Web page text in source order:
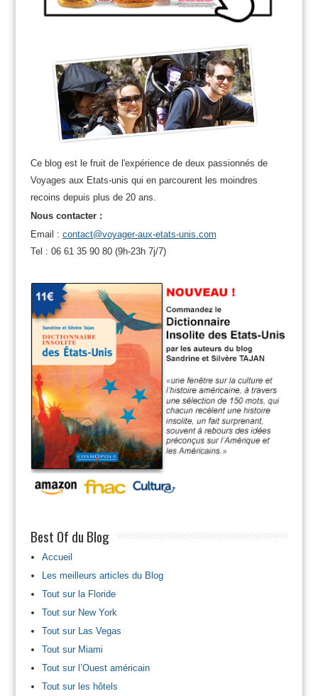
Ce blog est le fruit de l'expérience de deux passionnés de
Voyages aux Etats-unis qui en parcourent les moindres
recoins depuis plus de 20 ans.
Nous contacter :
Email : contact@voyager-aux-etats-unis.com
Tel : 06 61 35 90 80 (9h-23h 7j/7)
Best Of du Blog
Accueil
Les meilleurs articles du Blog
Tout sur la Floride
Tout sur New York
Tout sur Las Vegas
Tout sur Miami
Tout sur l’Ouest américain
Tout sur les hôtels